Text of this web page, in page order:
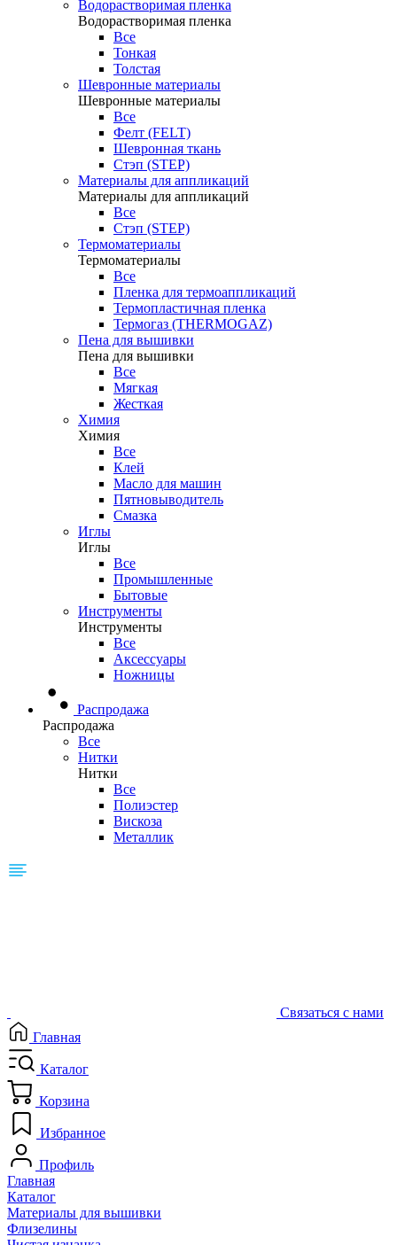
Водорастворимая пленка
Водорастворимая пленка
Все
Тонкая
Толстая
Шевронные материалы
Шевронные материалы
Все
Фелт (FELT)
Шевронная ткань
Стэп (STEP)
Материалы для аппликаций
Материалы для аппликаций
Все
Стэп (STEP)
Термоматериалы
Термоматериалы
Все
Пленка для термоаппликаций
Термопластичная пленка
Термогаз (THERMOGAZ)
Пена для вышивки
Пена для вышивки
Все
Мягкая
Жесткая
Химия
Химия
Все
Клей
Масло для машин
Пятновыводитель
Смазка
Иглы
Иглы
Все
Промышленные
Бытовые
Инструменты
Инструменты
Все
Аксессуары
Ножницы
Распродажа
Распродажа
Все
Нитки
Нитки
Все
Полиэстер
Вискоза
Металлик
Связаться с нами
Главная
Каталог
Корзина
Избранное
Профиль
Главная
Каталог
Материалы для вышивки
Флизелины